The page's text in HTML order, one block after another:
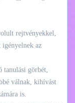
rejtvényekkel,
igényelnek az
tanulási görbét,
válnak, kihívást
is.